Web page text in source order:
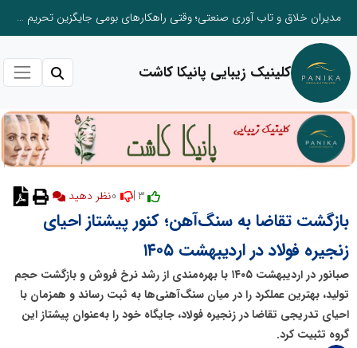
مدیران خلاق و تاب آوری صنعتی؛ وقتی راهکارهای بومی جایگزین تحریم میشود
کلینیک زیبایی پانیکا کاشت
3 | نظر دهید
بازگشت تقاضا به سنگ‌آهن؛ کنور پیشتاز احیای
زنجیره فولاد در اردیبهشت ۱۴۰۵
صبانور در اردیبهشت ۱۴۰۵ با بهره‌مندی از رشد نرخ فروش و بازگشت حجم
تولید، بهترین عملکرد را در میان سنگ‌آهنی‌ها به ثبت رساند و همزمان با
احیای تدریجی تقاضا در زنجیره فولاد، جایگاه خود را به‌عنوان پیشتاز این
گروه تثبیت کرد.